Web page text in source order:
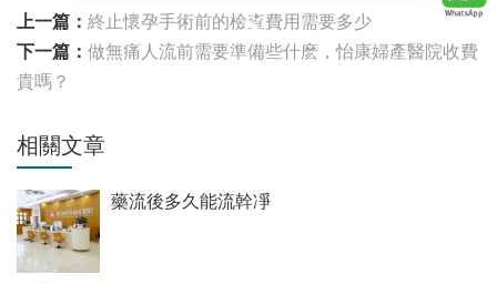
上一篇： 終止懷孕手術前的檢查費用需要多少
下一篇： 做無痛人流前需要準備些什麽，怡康婦產醫院收費
貴嗎？
相關文章
藥流後多久能流幹凈